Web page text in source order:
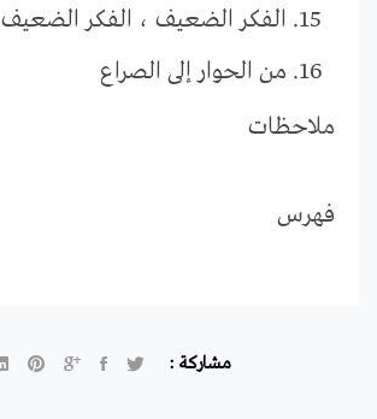
الفكر الضعيف ، الفكر الضعيف
من الحوار إلى الصراع
ملاحظات
فهرس
مشاركة :